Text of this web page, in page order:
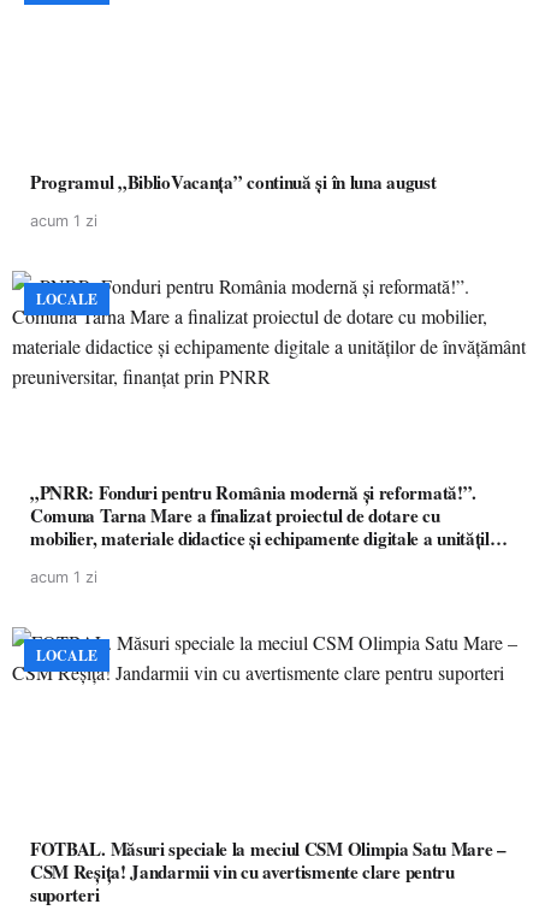
Programul „BiblioVacanța” continuă și în luna august
acum 1 zi
LOCALE
„PNRR: Fonduri pentru România modernă și reformată!”.
Comuna Tarna Mare a finalizat proiectul de dotare cu
mobilier, materiale didactice și echipamente digitale a unităților
acum 1 zi
LOCALE
FOTBAL. Măsuri speciale la meciul CSM Olimpia Satu Mare –
CSM Reșița! Jandarmii vin cu avertismente clare pentru
suporteri